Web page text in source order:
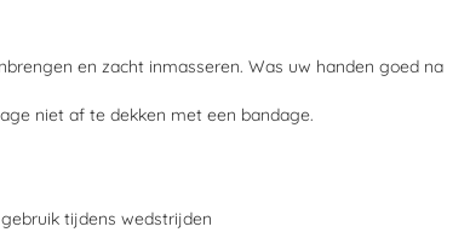
en zacht inmasseren. Was uw handen goed na
niet af te dekken met een bandage.
tijdens wedstrijden